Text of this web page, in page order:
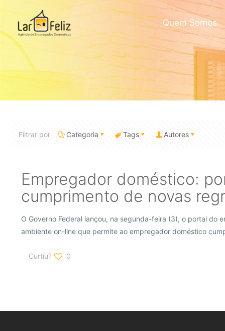
Quem Somos
Filtrar por Categoria Tags Autores
Empregador doméstico:
cumprimento de novas
O Governo Federal lançou, na segunda-feira (3), o portal do
ambiente on-line que permite ao empregador doméstico
Curtiu? 0